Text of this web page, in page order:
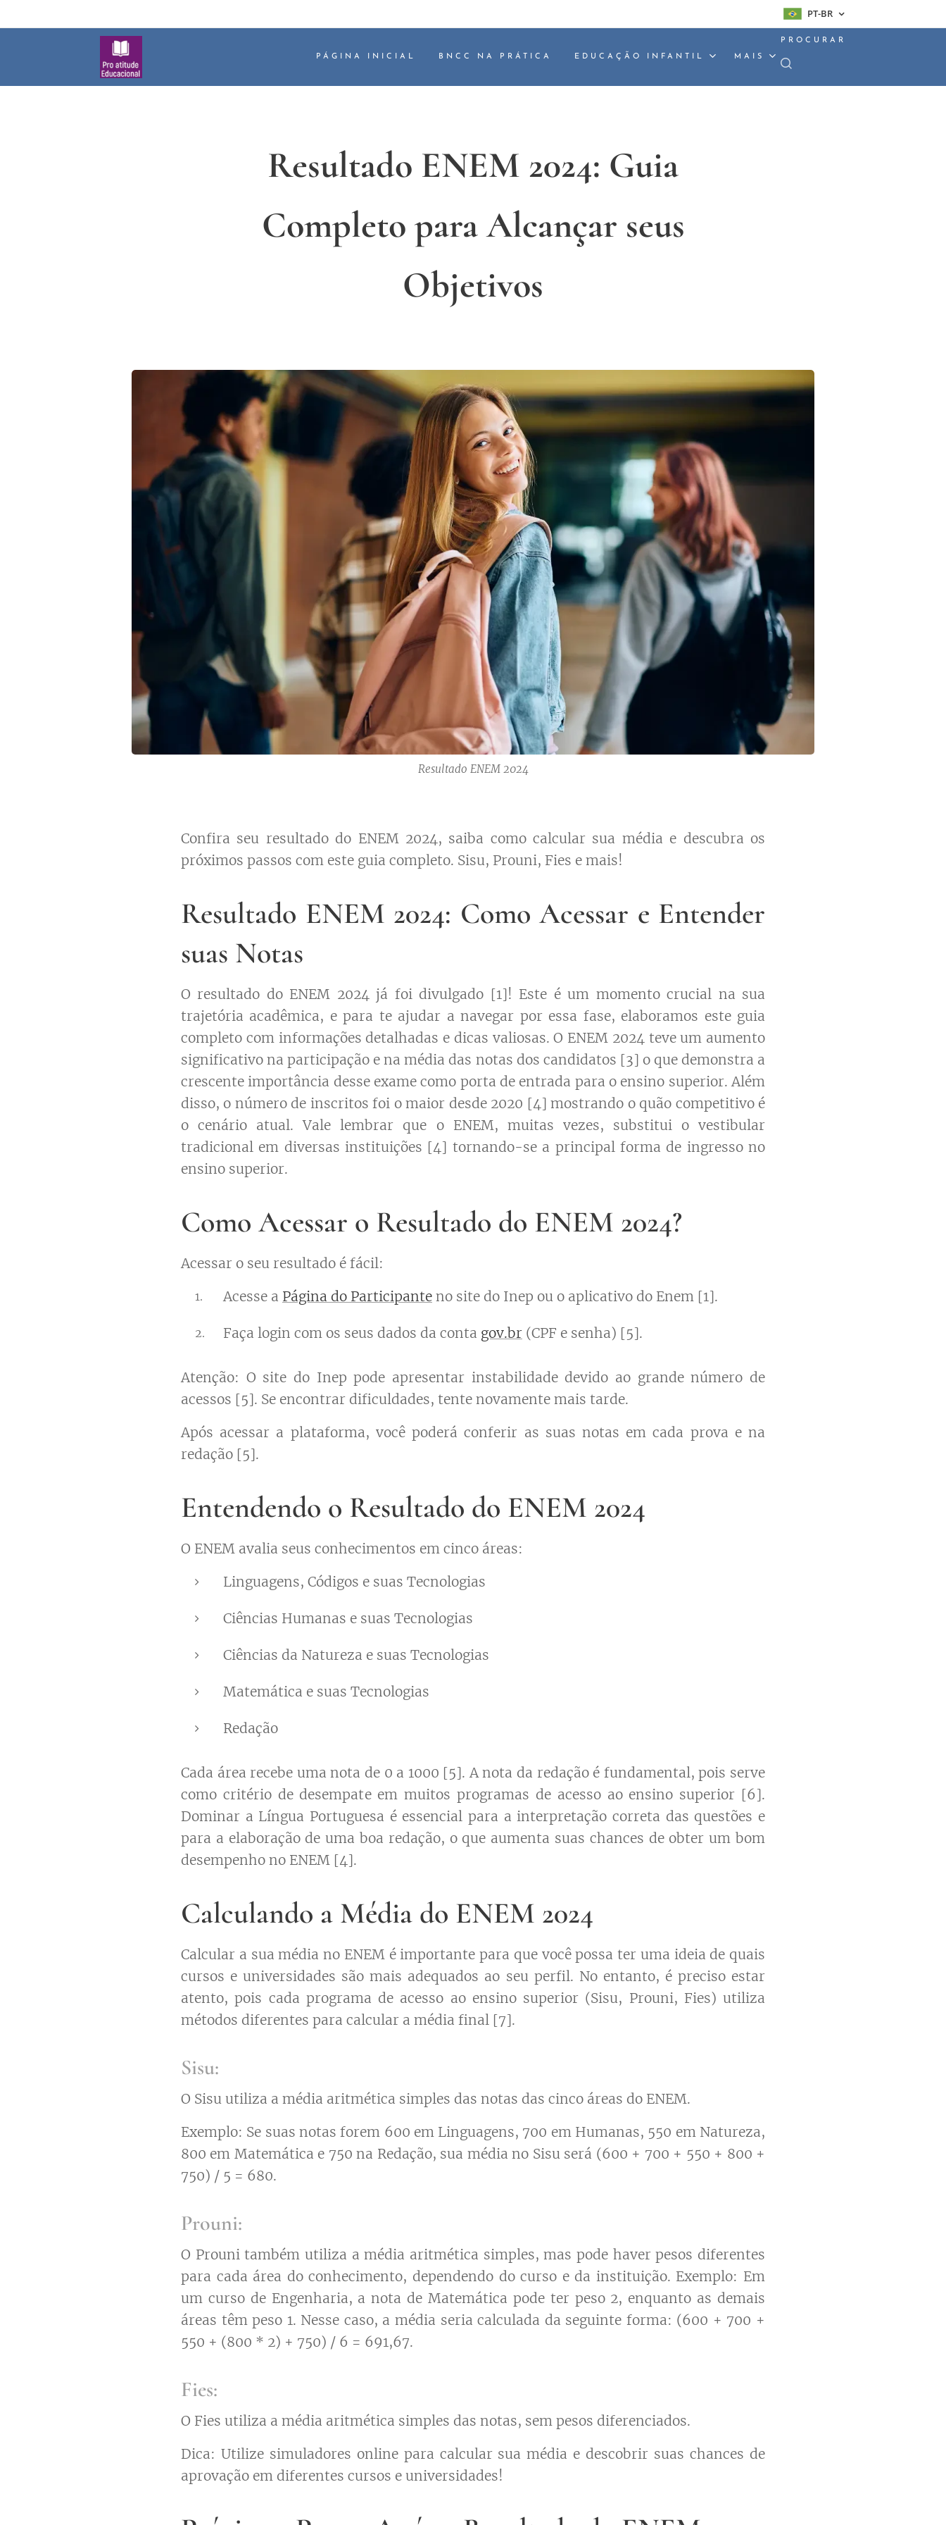
PT-BR
PÁGINA INICIAL BNCC NA PRÁTICA EDUCAÇÃO INFANTIL MAIS
PROCURAR
Resultado ENEM 2024: Guia
Completo para Alcançar seus
Objetivos
Resultado ENEM 2024
Confira seu resultado do ENEM 2024, saiba como calcular sua média e descubra os
próximos passos com este guia completo. Sisu, Prouni, Fies e mais!
Resultado ENEM 2024: Como Acessar e Entender
suas Notas
O resultado do ENEM 2024 já foi divulgado [1]! Este é um momento crucial na sua
trajetória acadêmica, e para te ajudar a navegar por essa fase, elaboramos este guia
completo com informações detalhadas e dicas valiosas. O ENEM 2024 teve um aumento
significativo na participação e na média das notas dos candidatos [3] o que demonstra a
crescente importância desse exame como porta de entrada para o ensino superior. Além
disso, o número de inscritos foi o maior desde 2020 [4] mostrando o quão competitivo é
o cenário atual. Vale lembrar que o ENEM, muitas vezes, substitui o vestibular
tradicional em diversas instituições [4] tornando-se a principal forma de ingresso no
ensino superior.
Como Acessar o Resultado do ENEM 2024?
Acessar o seu resultado é fácil:
Acesse a Página do Participante no site do Inep ou o aplicativo do Enem [1].
Faça login com os seus dados da conta gov.br (CPF e senha) [5].
Atenção: O site do Inep pode apresentar instabilidade devido ao grande número de
acessos [5]. Se encontrar dificuldades, tente novamente mais tarde.
Após acessar a plataforma, você poderá conferir as suas notas em cada prova e na
redação [5].
Entendendo o Resultado do ENEM 2024
O ENEM avalia seus conhecimentos em cinco áreas:
Linguagens, Códigos e suas Tecnologias
Ciências Humanas e suas Tecnologias
Ciências da Natureza e suas Tecnologias
Matemática e suas Tecnologias
Redação
Cada área recebe uma nota de 0 a 1000 [5]. A nota da redação é fundamental, pois serve
como critério de desempate em muitos programas de acesso ao ensino superior [6].
Dominar a Língua Portuguesa é essencial para a interpretação correta das questões e
para a elaboração de uma boa redação, o que aumenta suas chances de obter um bom
desempenho no ENEM [4].
Calculando a Média do ENEM 2024
Calcular a sua média no ENEM é importante para que você possa ter uma ideia de quais
cursos e universidades são mais adequados ao seu perfil. No entanto, é preciso estar
atento, pois cada programa de acesso ao ensino superior (Sisu, Prouni, Fies) utiliza
métodos diferentes para calcular a média final [7].
Sisu:
O Sisu utiliza a média aritmética simples das notas das cinco áreas do ENEM.
Exemplo: Se suas notas forem 600 em Linguagens, 700 em Humanas, 550 em Natureza,
800 em Matemática e 750 na Redação, sua média no Sisu será (600 + 700 + 550 + 800 +
750) / 5 = 680.
Prouni:
O Prouni também utiliza a média aritmética simples, mas pode haver pesos diferentes
para cada área do conhecimento, dependendo do curso e da instituição. Exemplo: Em
um curso de Engenharia, a nota de Matemática pode ter peso 2, enquanto as demais
áreas têm peso 1. Nesse caso, a média seria calculada da seguinte forma: (600 + 700 +
550 + (800 * 2) + 750) / 6 = 691,67.
Fies:
O Fies utiliza a média aritmética simples das notas, sem pesos diferenciados.
Dica: Utilize simuladores online para calcular sua média e descobrir suas chances de
aprovação em diferentes cursos e universidades!